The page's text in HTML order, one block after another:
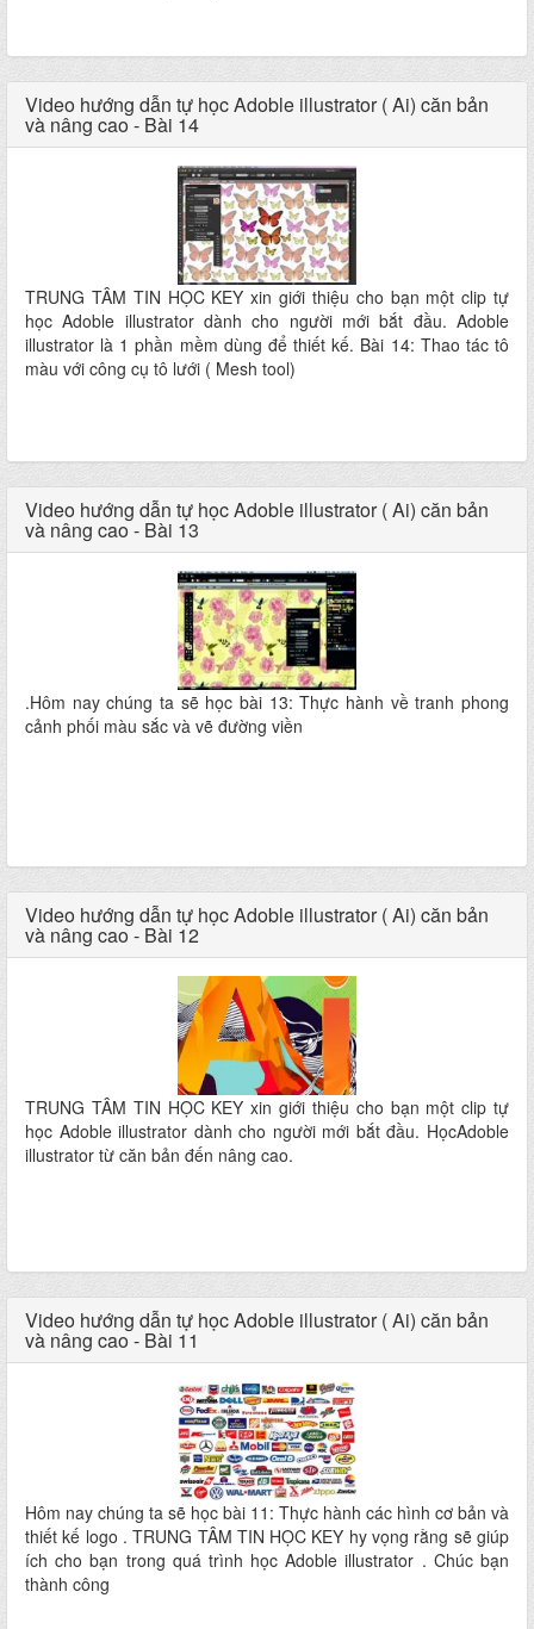
Video hướng dẫn tự học Adoble illustrator ( Ai) căn bản
và nâng cao - Bài 14
TRUNG TÂM TIN HỌC KEY xin giới thiệu cho bạn một clip tự
học Adoble illustrator dành cho người mới bắt đầu. Adoble
illustrator là 1 phần mềm dùng để thiết kế. Bài 14: Thao tác tô
màu với công cụ tô lưới ( Mesh tool)
Video hướng dẫn tự học Adoble illustrator ( Ai) căn bản
và nâng cao - Bài 13
.Hôm nay chúng ta sẽ học bài 13: Thực hành về tranh phong
cảnh phối màu sắc và vẽ đường viền
Video hướng dẫn tự học Adoble illustrator ( Ai) căn bản
và nâng cao - Bài 12
TRUNG TÂM TIN HỌC KEY xin giới thiệu cho bạn một clip tự
học Adoble illustrator dành cho người mới bắt đầu. HọcAdoble
illustrator từ căn bản đến nâng cao.
Video hướng dẫn tự học Adoble illustrator ( Ai) căn bản
và nâng cao - Bài 11
Hôm nay chúng ta sẽ học bài 11: Thực hành các hình cơ bản và
thiết kế logo . TRUNG TÂM TIN HỌC KEY hy vọng rằng sẽ giúp
ích cho bạn trong quá trình học Adoble illustrator . Chúc bạn
thành công